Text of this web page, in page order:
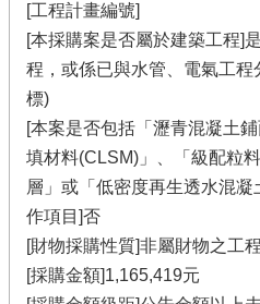
[工程計畫編號]
[本採購案是否屬於建築工程]
程，或係已與水管、電氣工
標)
[本案是否包括「瀝青混凝土
填材料(CLSM)」、「級配粒
層」或「低密度再生透水混
作項目]否
[財物採購性質]非屬財物之工
[採購金額]1,165,419元